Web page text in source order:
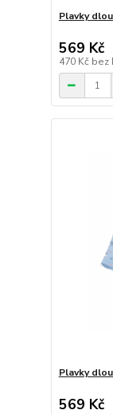
Plavky
569 Kč
470 Kč bez
Plavky
569 Kč